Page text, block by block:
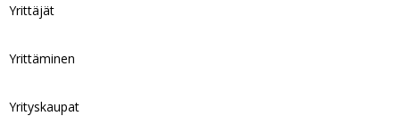
Yrittäjät
Yrittäminen
Yrityskaupat